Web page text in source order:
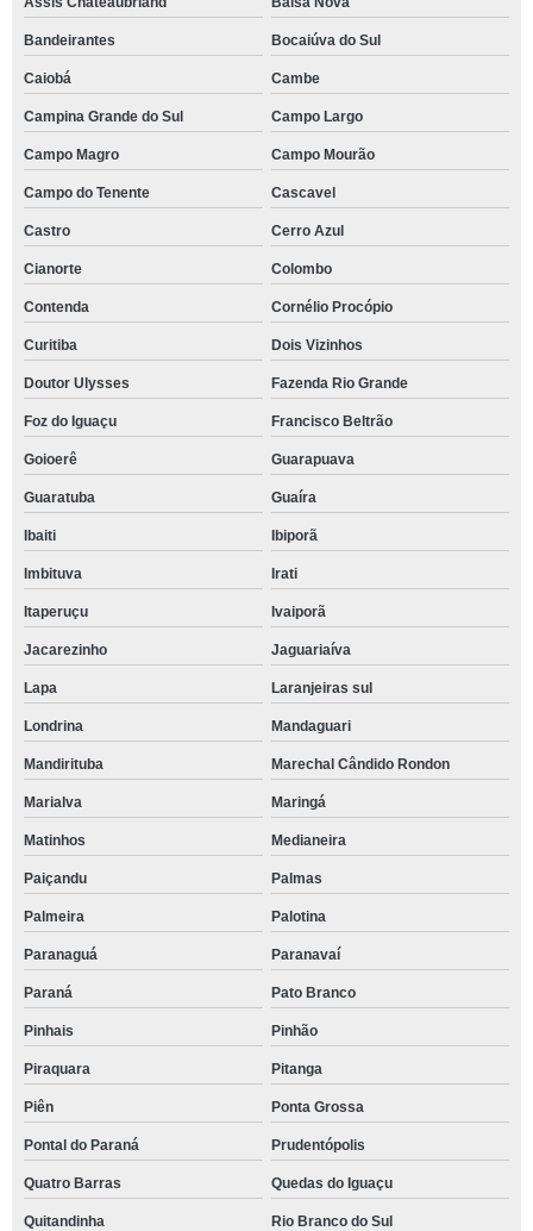
Bandeirantes Bocaiúva do Sul
Caiobá Cambe
Campina Grande do Sul Campo Largo
Campo Magro Campo Mourão
Campo do Tenente Cascavel
Castro Cerro Azul
Cianorte Colombo
Contenda Cornélio Procópio
Curitiba Dois Vizinhos
Doutor Ulysses Fazenda Rio Grande
Foz do Iguaçu Francisco Beltrão
Goioerê Guarapuava
Guaratuba Guaíra
Ibaiti Ibiporã
Imbituva Irati
Itaperuçu Ivaiporã
Jacarezinho Jaguariaíva
Lapa Laranjeiras sul
Londrina Mandaguari
Mandirituba Marechal Cândido Rondon
Marialva Maringá
Matinhos Medianeira
Paiçandu Palmas
Palmeira Palotina
Paranaguá Paranavaí
Paraná Pato Branco
Pinhais Pinhão
Piraquara Pitanga
Piên Ponta Grossa
Pontal do Paraná Prudentópolis
Quatro Barras Quedas do Iguaçu
Quitandinha Rio Branco do Sul